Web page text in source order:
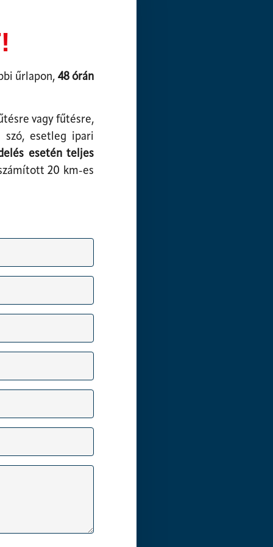
űrlapon, 48 órán
vagy fűtésre,
szó, esetleg ipari
esetén teljes
20 km-es